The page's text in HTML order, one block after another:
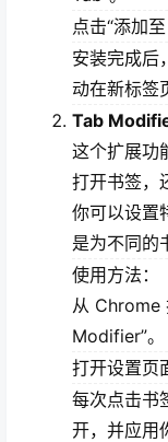
点击“添加
安装完成后
动在新标签
Tab
这个扩展功
打开书签，
你可以设置
是为不同的
使用方法：
从 Chrome
Modifier”。
打开设置页
每次点击书
开，并应用